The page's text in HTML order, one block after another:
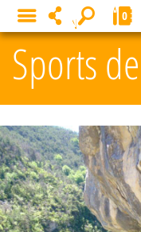
Sports
MENU 0
Panneau de gestion des